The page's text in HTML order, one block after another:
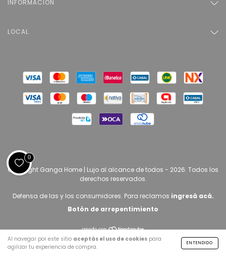
Al navegar por este sitio aceptás el uso de cookies para
agilizar tu experiencia de compra.
ENTENDIDO
INFORMACIÓN
LOCAL
Copyright Ganga Home | Lujo al alcance de todos - 2026. Todos los
derechos reservados.
Defensa de las y los consumidores. Para reclamos ingresá acá.
Botón de arrepentimiento
0